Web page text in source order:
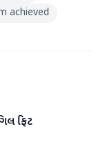
achieved
ફિટ